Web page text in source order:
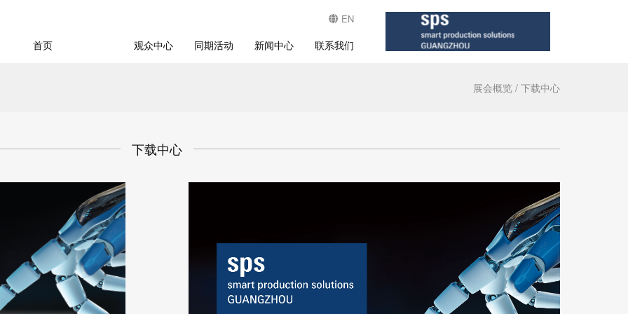
EN
首页 观众中心 同期活动 新闻中心 联系我们
展会概览 / 下载中心
下载中心